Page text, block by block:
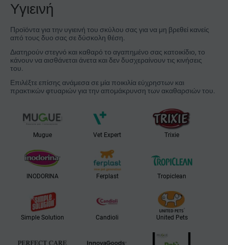
Υγιεινή
Προϊόντα για την υγιεινή του σκύλου σας για να μη βρεθεί κανείς
από τους δυο σας σε δύσκολη θέση.
Διατηρούν στεγνό και καθαρό το αγαπημένο σας κατοικίδιο, το
κάνουν να αισθάνεται άνετα και δεν δυσχεραίνουν τις κινήσεις
του.
Επιλέξτε επίσης ανάμεσα σε μία ποικιλία εύχρηστων και
πρακτικών φτυαριών για την απομάκρυνση των ακαθαρσιών του.
Mugue Vet Expert Trixie
INODORINA Ferplast Tropiclean
Simple Solution Candioli United Pets